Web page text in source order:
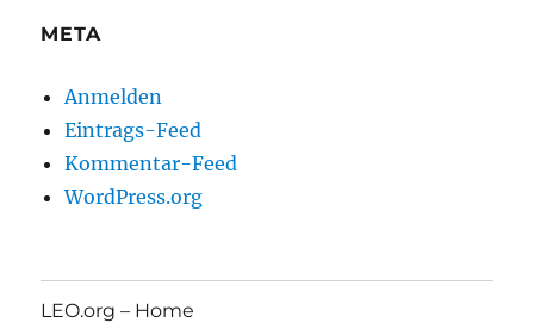
META
Anmelden
Eintrags-Feed
Kommentar-Feed
WordPress.org
LEO.org – Home